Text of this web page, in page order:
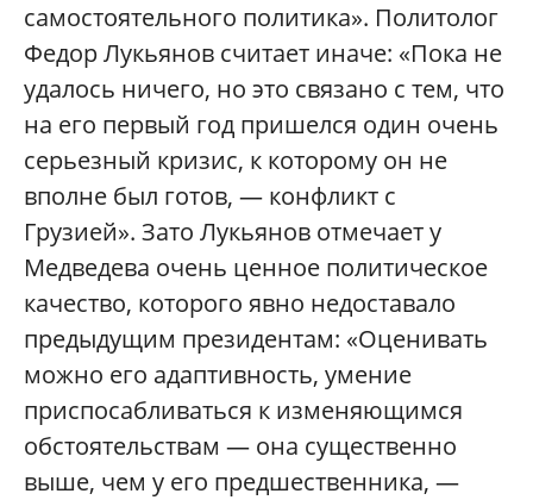
самостоятельного политика». Политолог
Федор Лукьянов считает иначе: «Пока не
удалось ничего, но это связано с тем, что
на его первый год пришелся один очень
серьезный кризис, к которому он не
вполне был готов, — конфликт с
Грузией». Зато Лукьянов отмечает у
Медведева очень ценное политическое
качество, которого явно недоставало
предыдущим президентам: «Оценивать
можно его адаптивность, умение
приспосабливаться к изменяющимся
обстоятельствам — она существенно
выше, чем у его предшественника, —